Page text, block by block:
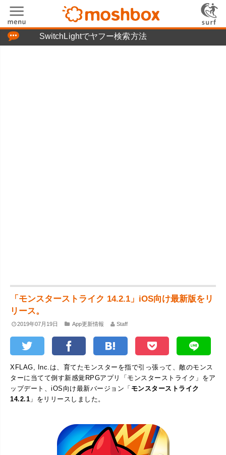
SwitchLightでヤフー検索方法
「モンスターストライク 14.2.1」iOS向け最新版をリ
リース。
2019年07月19日 App更新情報 Staff
XFLAG, Inc.は、育てたモンスターを指で引っ張って、敵のモンス
ターに当てて倒す新感覚RPGアプリ「モンスターストライク」をア
ップデート、iOS向け最新バージョン「 モンスターストライク
14.2.1 」をリリースしました。
「つぶやき」の使い方